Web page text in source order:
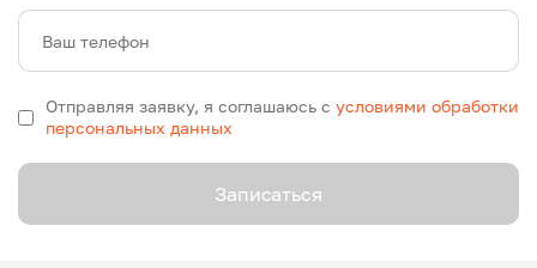
Ваш телефон
Отправляя заявку, я соглашаюсь с условиями обработки
персональных данных
Записаться